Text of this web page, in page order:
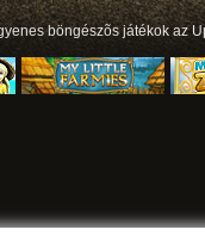
böngészõs játékokaz